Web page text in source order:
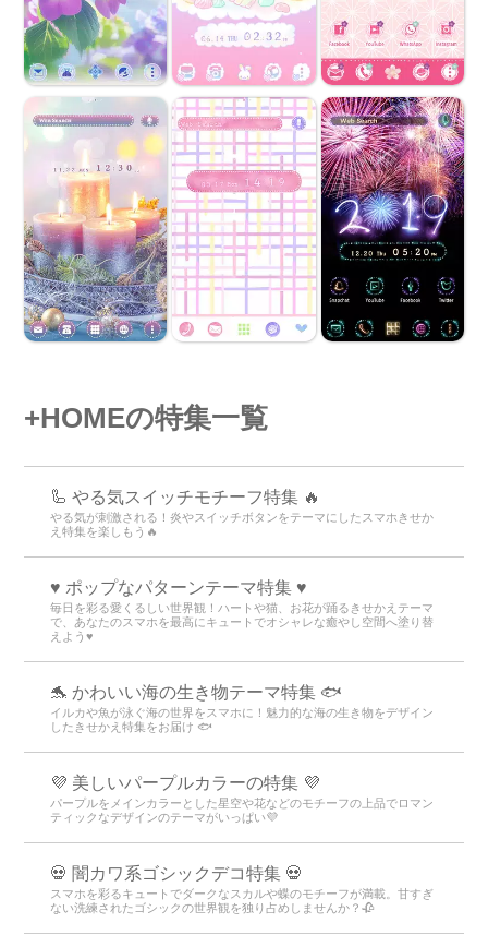
+HOMEの特集一覧
🦾 やる気スイッチモチーフ特集 🔥
やる気が刺激される！炎やスイッチボタンをテーマにしたスマホきせか
え特集を楽しもう🔥
♥️ ポップなパターンテーマ特集 ♥️
毎日を彩る愛くるしい世界観！ハートや猫、お花が踊るきせかえテーマ
で、あなたのスマホを最高にキュートでオシャレな癒やし空間へ塗り替
えよう♥️
🐬 かわいい海の生き物テーマ特集 🐟
イルカや魚が泳ぐ海の世界をスマホに！魅力的な海の生き物をデザイン
したきせかえ特集をお届け 🐟
💜 美しいパープルカラーの特集 💜
パープルをメインカラーとした星空や花などのモチーフの上品でロマン
ティックなデザインのテーマがいっぱい💜
💀 闇カワ系ゴシックデコ特集 💀
スマホを彩るキュートでダークなスカルや蝶のモチーフが満載。甘すぎ
ない洗練されたゴシックの世界観を独り占めしませんか？🥀